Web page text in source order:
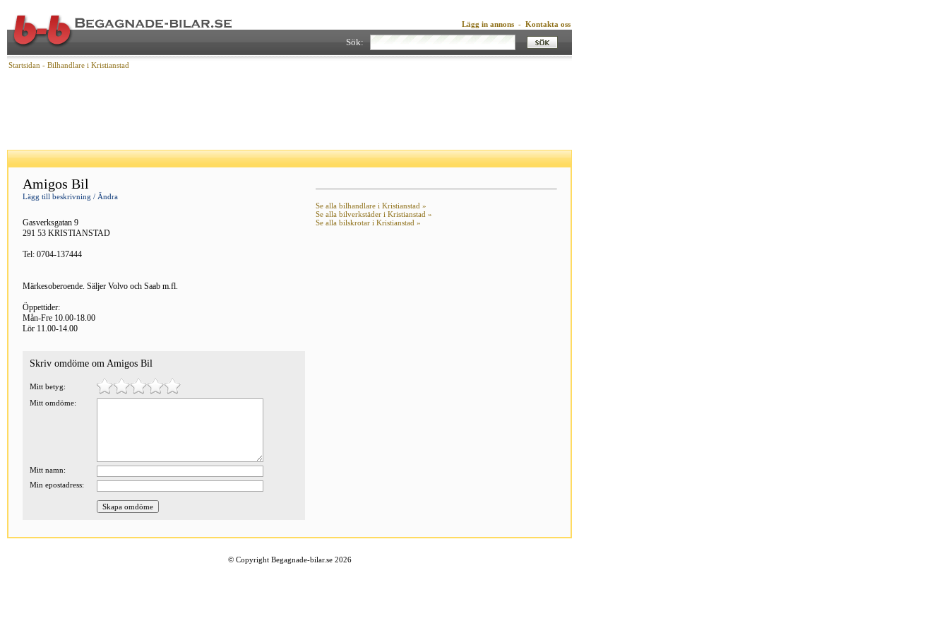
Lägg in annons - Kontakta oss
Sök:
Startsidan - Bilhandlare i Kristianstad
Amigos Bil
Lägg till beskrivning / Ändra
Gasverksgatan 9
291 53 KRISTIANSTAD
Tel: 0704-137444
Märkesoberoende. Säljer Volvo och Saab m.fl.
Öppettider:
Mån-Fre 10.00-18.00
Lör 11.00-14.00
Skriv omdöme om Amigos Bil
Mitt betyg:
Mitt omdöme:
Mitt namn:
Min epostadress:
Se alla bilhandlare i Kristianstad »
Se alla bilverkstäder i Kristianstad »
Se alla bilskrotar i Kristianstad »
©Copyright Begagnade-bilar.se 2026